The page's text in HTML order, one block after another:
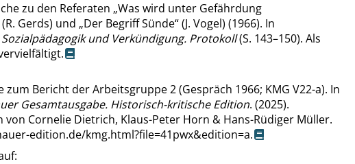
zu den Referaten „Was wird unter Gefährdung
(R. Gerds) und „Der Begriff Sünde“(J. Vogel) (1966). In
und Verkündigung. Protokoll(S. 143–150). Als
zum Bericht der Arbeitsgruppe 2 (Gespräch 1966; KMG V22-a). In
Gesamtausgabe. Historisch-kritische Edition. (2025).
von Cornelie Dietrich, Klaus-Peter Horn & Hans-Rüdiger Müller.
edition.de/kmg.html?file=41pwx&edition=a.